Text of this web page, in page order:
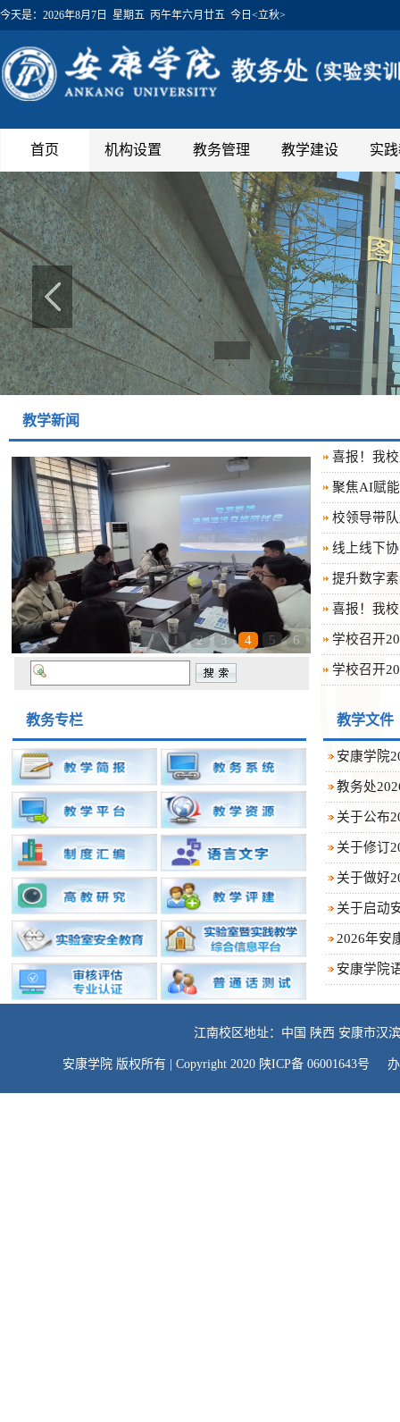
今天是： 2026年8月7日 星期五 丙午年六月廿五 今日<立秋>
首页 机构设置 教务管理 教学建设 实
教学新闻
1 2 3 4 5 6
喜报！我
聚焦AI赋
校领导带
线上线下
提升数字
喜报！我
学校召开
学校召开
教务专栏 教学文件
安康学院
教务处
关于公布
关于修订
关于做好
关于启动
2026年安
安康学院
江南校区地址：中国 陕西 安康市
安康学院 版权所有 | Copyright 2020 陕ICP备 06001643号